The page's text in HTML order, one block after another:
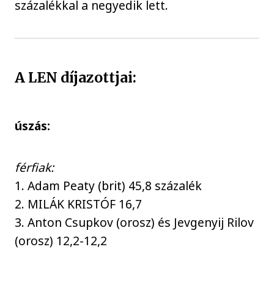
százalékkal a negyedik lett.
A LEN díjazottjai:
úszás:
férfiak:
1. Adam Peaty (brit) 45,8 százalék
2. MILÁK KRISTÓF 16,7
3. Anton Csupkov (orosz) és Jevgenyij Rilov
(orosz) 12,2-12,2